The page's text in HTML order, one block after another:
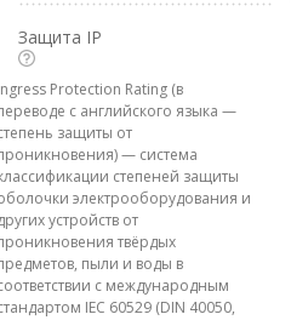
Защита IP
Protection Rating (в
с английского языка —
защиты от
— система
степеней защиты
электрооборудования и
устройств от
твёрдых
пыли и воды в
с международным
IEC 60529 (DIN 40050,